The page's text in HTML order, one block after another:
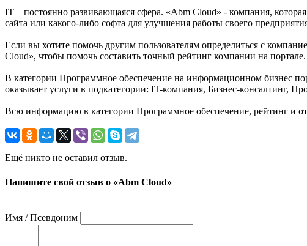
IT – постоянно развивающаяся сфера. «Abm Cloud» - компания,
сайта или какого-либо софта для улучшения работы своего
Если вы хотите помочь другим пользователям определиться с
Cloud», чтобы помочь составить точный рейтинг компании на портале.
В категории Программное обеспечение на информационном бизнес
оказывает услуги в подкатегории: IT-компания, Бизнес-консалтинг,
Всю информацию в категории Программное обеспечение, рейтинг и
Ещё никто не оставил отзыв.
Напишите свой отзыв о «Abm Cloud»
Имя / Псевдоним